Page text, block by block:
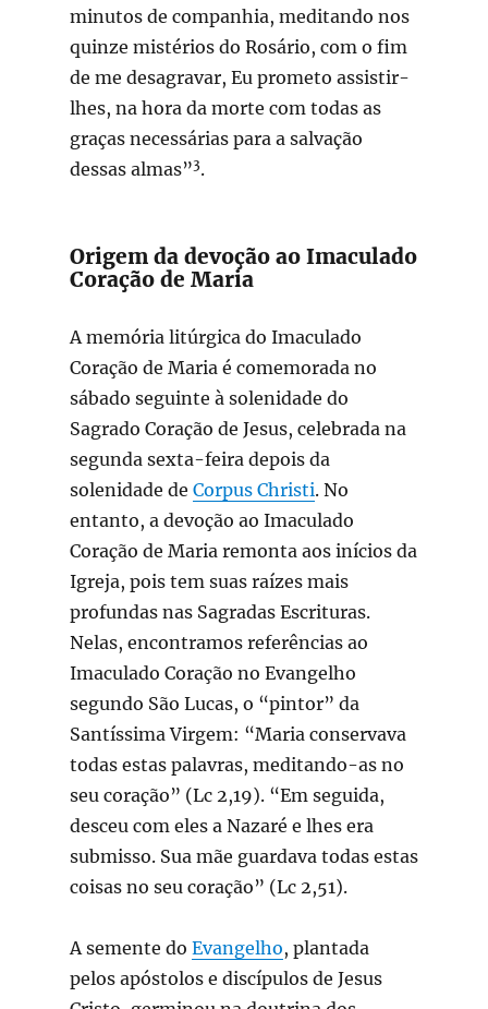
minutos de companhia, meditando nos
quinze mistérios do Rosário, com o fim
de me desagravar, Eu prometo assistir-
lhes, na hora da morte com todas as
graças necessárias para a salvação
dessas almas”3.
Origem da devoção ao Imaculado
Coração de Maria
A memória litúrgica do Imaculado
Coração de Maria é comemorada no
sábado seguinte à solenidade do
Sagrado Coração de Jesus, celebrada na
segunda sexta-feira depois da
solenidade de Corpus Christi. No
entanto, a devoção ao Imaculado
Coração de Maria remonta aos inícios da
Igreja, pois tem suas raízes mais
profundas nas Sagradas Escrituras.
Nelas, encontramos referências ao
Imaculado Coração no Evangelho
segundo São Lucas, o “pintor” da
Santíssima Virgem: “Maria conservava
todas estas palavras, meditando-as no
seu coração” (Lc 2,19). “Em seguida,
desceu com eles a Nazaré e lhes era
submisso. Sua mãe guardava todas estas
coisas no seu coração” (Lc 2,51).
A semente do Evangelho, plantada
pelos apóstolos e discípulos de Jesus